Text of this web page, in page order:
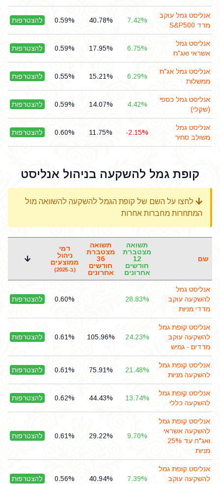
אנליסט גמל עוקב
מדד S&P500
7.42%
40.78%
0.59% להצטרפות
אנליסט גמל
אשראי ואג"ח
6.75%
17.95%
0.59% להצטרפות
אנליסט גמל אג"ח
ממשלות
6.29%
15.21%
0.55% להצטרפות
אנליסט גמל כספי
(שקלי)
4.42%
14.07%
0.59% להצטרפות
אנליסט גמל
משולב סחיר
-2.15%
11.75%
0.60% להצטרפות
קופת גמל להשקעה בניהול אנליסט
לחצו על השם של קופת הגמל להשקעה להשוואה מול
המתחרות מחברות אחרות
שם
תשואה
מצטברת
12
חודשים
אחרונים
תשואה
מצטברת
36
חודשים
אחרונים
דמי
ניהול
ממוצעים
(ב-2025)
אנליסט גמל
להשקעה עוקב
מדדי מניות
28.83%
0.60% להצטרפות
אנליסט קופת גמל
להשקעה עוקב
מדדים - גמיש
24.23%
105.96%
0.61% להצטרפות
אנליסט קופת גמל
להשקעה מניות
21.48%
75.91%
0.61% להצטרפות
אנליסט קופת גמל
להשקעה כללי
13.74%
44.43%
0.62% להצטרפות
אנליסט קופת גמל
להשקעה אשראי
ואג"ח עד 25%
מניות
9.70%
29.22%
0.61% להצטרפות
אנליסט קופת גמל
להשקעה עוקב
7.39%
40.94%
0.56% להצטרפות